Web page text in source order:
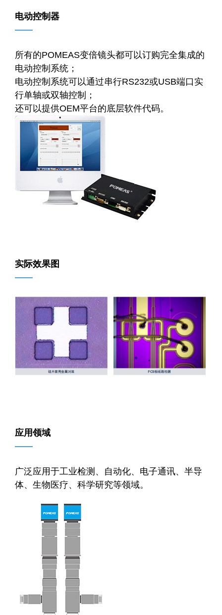
电动控制器
——
所有的POMEAS变倍镜头都可以订购完全集成的
电动控制系统；
电动控制系统可以通过串行RS232或USB端口实
行单轴或双轴控制；
还可以提供OEM平台的底层软件代码。
实际效果图
——
应用领域
——
广泛应用于工业检测、自动化、电子通讯、半导
体、生物医疗、科学研究等领域。